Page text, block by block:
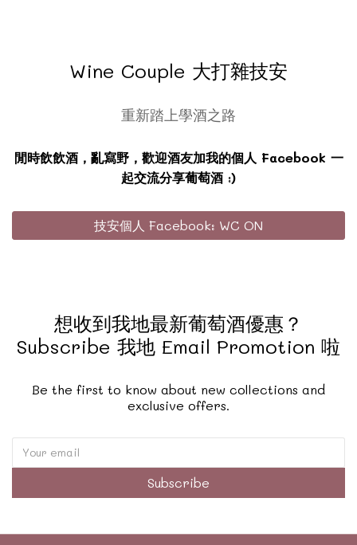
Wine Couple 大打雜技安
重新踏上學酒之路
閒時飲飲酒，亂寫野，歡迎酒友加我的個人 Facebook 一
起交流分享葡萄酒 :)
技安個人 Facebook: WC ON
想收到我地最新葡萄酒優惠？
Subscribe 我地 Email Promotion 啦
Be the first to know about new collections and
exclusive offers.
Subscribe